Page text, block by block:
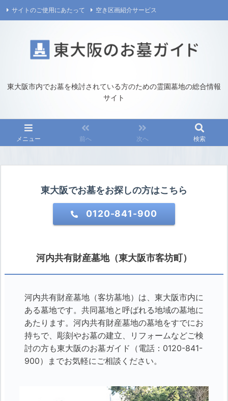
東大阪市内でお墓を検討されている方のための霊園墓地の総合情報
サイト
メニュー 前へ 次へ 検索
サイトのご使用にあたって 空き区画紹介サービス
東大阪でお墓をお探しの方はこちら
0120-841-900
河内共有財産墓地（東大阪市客坊町）
河内共有財産墓地（客坊墓地）は、東大阪市内に
ある墓地です。共同墓地と呼ばれる地域の墓地に
あたります。河内共有財産墓地の墓地をすでにお
持ちで、彫刻やお墓の建立、リフォームなどご検
討の方も東大阪のお墓ガイド（電話：0120-841-
900）までお気軽にご相談ください。